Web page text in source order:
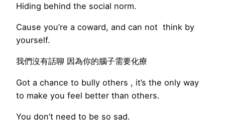
Hiding behind the social norm.
Cause you’re a coward, and can not think by
yourself.
我們沒有話聊 因為你的腦子需要化療
Got a chance to bully others , it’s the only way
to make you feel better than others.
You don’t need to be so sad.